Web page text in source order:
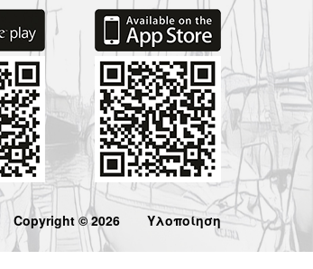
Copyright © 2026 Υλοποίηση